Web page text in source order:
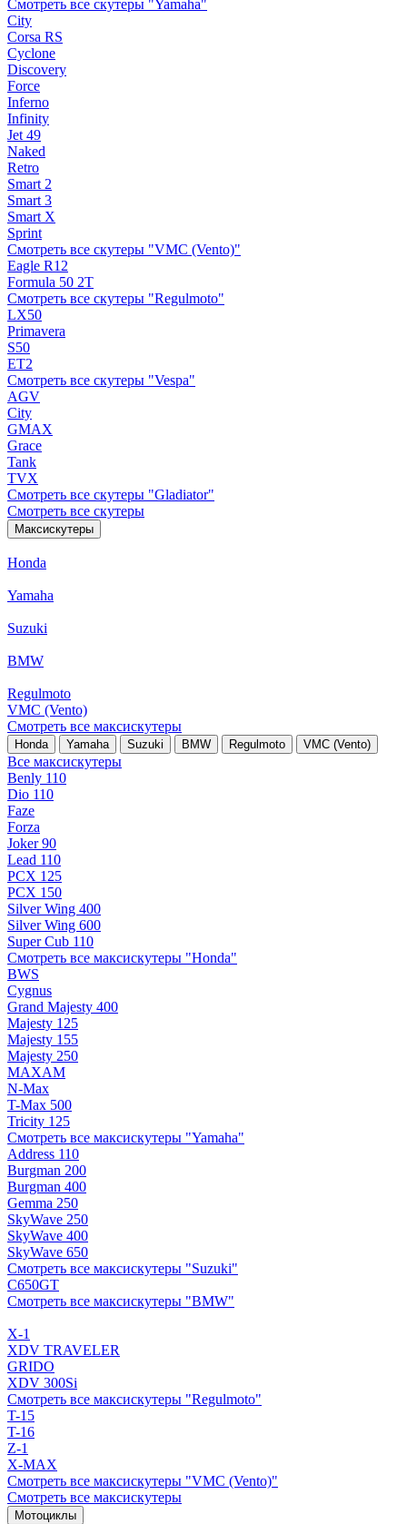
Смотреть все скутеры "Yamaha"
City
Corsa RS
Cyclone
Discovery
Force
Inferno
Infinity
Jet 49
Naked
Retro
Smart 2
Smart 3
Smart X
Sprint
Смотреть все скутеры "VMC (Vento)"
Eagle R12
Formula 50 2Т
Смотреть все скутеры "Regulmoto"
LX50
Primavera
S50
ET2
Смотреть все скутеры "Vespa"
AGV
City
GMAX
Grace
Tank
TVX
Смотреть все скутеры "Gladiator"
Смотреть все скутеры
Максискутеры
Honda
Yamaha
Suzuki
BMW
Regulmoto
VMC (Vento)
Смотреть все максискутеры
Honda Yamaha Suzuki BMW Regulmoto VMC (Vento)
Все максискутеры
Benly 110
Dio 110
Faze
Forza
Joker 90
Lead 110
PCX 125
PCX 150
Silver Wing 400
Silver Wing 600
Super Cub 110
Смотреть все максискутеры "Honda"
BWS
Cygnus
Grand Majesty 400
Majesty 125
Majesty 155
Majesty 250
MAXAM
N-Max
T-Max 500
Tricity 125
Смотреть все максискутеры "Yamaha"
Address 110
Burgman 200
Burgman 400
Gemma 250
SkyWave 250
SkyWave 400
SkyWave 650
Смотреть все максискутеры "Suzuki"
C650GT
Смотреть все максискутеры "BMW"
X-1
XDV TRAVELER
GRIDO
XDV 300Si
Смотреть все максискутеры "Regulmoto"
T-15
T-16
Z-1
X-MAX
Смотреть все максискутеры "VMC (Vento)"
Смотреть все максискутеры
Мотоциклы